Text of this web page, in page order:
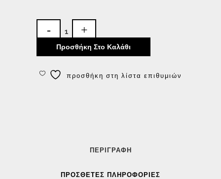
Προσθήκη Στο Καλάθι
προσθήκη στη λίστα επιθυμιών
ΠΕΡΙΓΡΑΦΉ
ΠΡΌΣΘΕΤΕΣ ΠΛΗΡΟΦΟΡΊΕΣ